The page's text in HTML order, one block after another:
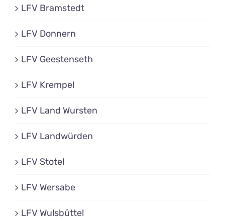
LFV Bramstedt
LFV Donnern
LFV Geestenseth
LFV Krempel
LFV Land Wursten
LFV Landwürden
LFV Stotel
LFV Wersabe
LFV Wulsbüttel